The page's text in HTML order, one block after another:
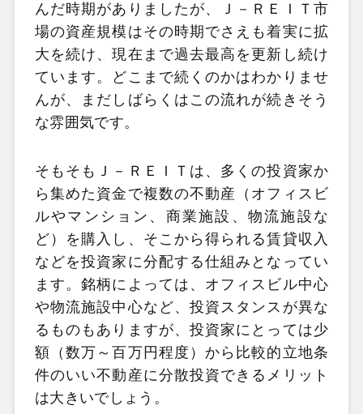
んだ時期がありましたが、Ｊ－ＲＥＩＴ市
場の資産規模はその時期でさえも着実に拡
大を続け、現在まで過去最高を更新し続け
ています。どこまで続くのかはわかりませ
んが、まだしばらくはこの流れが続きそう
な雰囲気です。
そもそもＪ－ＲＥＩＴは、多くの投資家か
ら集めた資金で複数の不動産（オフィスビ
ルやマンション、商業施設、物流施設な
ど）を購入し、そこから得られる賃貸収入
などを投資家に分配する仕組みとなってい
ます。銘柄によっては、オフィスビル中心
や物流施設中心など、投資スタンスが異な
るものもありますが、投資家にとっては少
額（数万～百万円程度）から比較的立地条
件のいい不動産に分散投資できるメリット
は大きいでしょう。